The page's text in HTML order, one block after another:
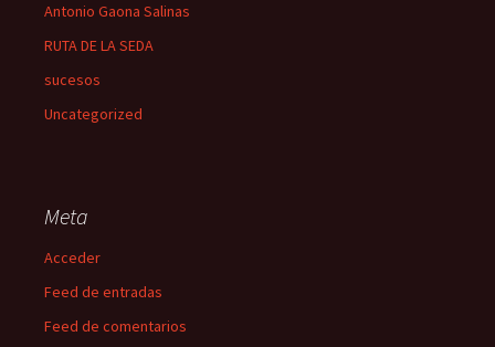
Antonio Gaona Salinas
RUTA DE LA SEDA
sucesos
Uncategorized
Meta
Acceder
Feed de entradas
Feed de comentarios